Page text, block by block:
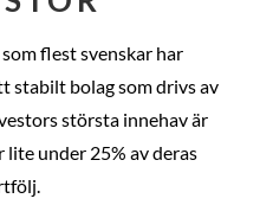
flest svenskar har
stabilt bolag som drivs av
största innehav är
under 25% av deras